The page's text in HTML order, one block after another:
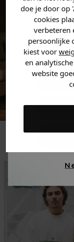
doe je door op
cookies
verbeteren
persoonlijke
kiest voor
en
website
jouw